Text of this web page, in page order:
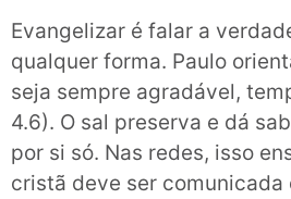
Evangelizar é falar a
qualquer forma. Paulo
seja sempre agradável,
4.6). O sal preserva e dá
por si só. Nas redes, isso
cristã deve ser comunicada